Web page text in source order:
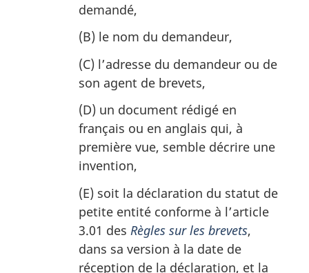
demandé,
(B) le nom du demandeur,
(C) l’adresse du demandeur ou de
son agent de brevets,
(D) un document rédigé en
français ou en anglais qui, à
première vue, semble décrire une
invention,
(E) soit la déclaration du statut de
petite entité conforme à l’article
3.01 des Règles sur les brevets,
dans sa version à la date de
réception de la déclaration, et la